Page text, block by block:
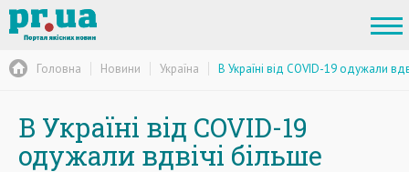
Головна Новини Україна В Україні від COVID-19 одужали
В Україні від COVID-19
одужали вдвічі більше